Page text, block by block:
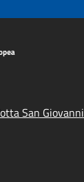
San Giovanni